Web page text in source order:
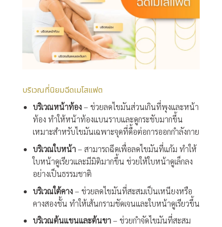
บริเวณที่นิยมฉีดเมโสแฟต
บริเวณหน้าท้อง– ช่วยลดไขมันส่วนเกินที่พุงและหน้า
ท้อง ทำให้หน้าท้องแบนราบและดูกระชับมากขึ้น
เหมาะสำหรับไขมันเฉพาะจุดที่ดื้อต่อการออกกำลังกาย
บริเวณใบหน้า– สามารถฉีดเพื่อลดไขมันที่แก้ม ทำให้
ใบหน้าดูเรียวและมีมิติมากขึ้น ช่วยให้ใบหน้าดูเล็กลง
อย่างเป็นธรรมชาติ
บริเวณใต้คาง– ช่วยลดไขมันที่สะสมเป็นเหนียงหรือ
คางสองชั้น ทำให้เส้นกรามชัดเจนและใบหน้าดูเรียวขึ้น
บริเวณต้นแขนและต้นขา– ช่วยกำจัดไขมันที่สะสม